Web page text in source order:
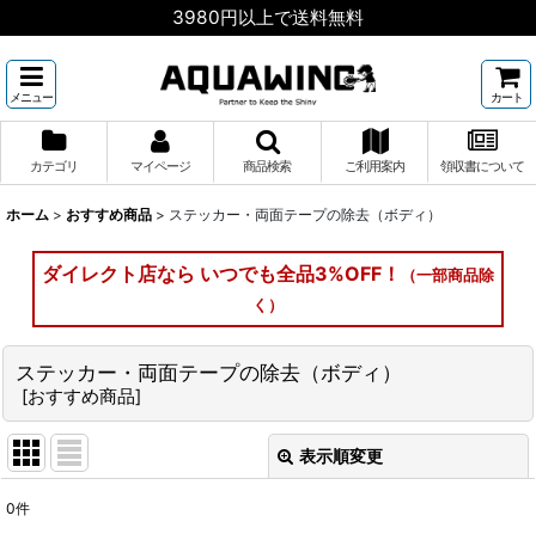
3980円以上で送料無料
メニュー カート
カテゴリ マイページ 商品検索 ご利用案内 領収書について
ホーム > おすすめ商品 > ステッカー・両面テープの除去（ボディ）
ダイレクト店なら いつでも全品3%OFF！
（一部商品除
く）
ステッカー・両面テープの除去（ボディ）
[おすすめ商品]
表示順変更
0件